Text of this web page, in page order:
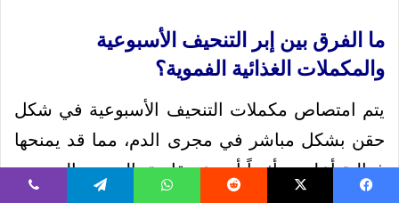
ما الفرق بين إبر التنحيف الأسبوعية
والمكملات الغذائية الفموية؟
يتم امتصاص مكملات التنحيف الأسبوعية في شكل
حقن بشكل مباشر في مجرى الدم، مما قد يمنحها
فعالية أعلى وتأثيراً أسرع مقارنة بالحبوب التي تمر